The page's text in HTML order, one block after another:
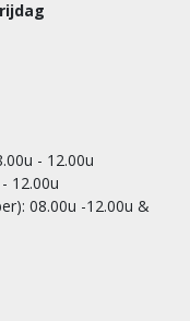
- 12.00u
12.00u
08.00u -12.00u &